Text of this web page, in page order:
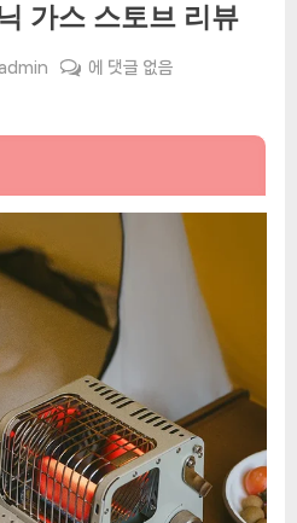
가스 스토브 리뷰
By
네
캠
핑
방
스
토
브
–
다
에 댓글 없음